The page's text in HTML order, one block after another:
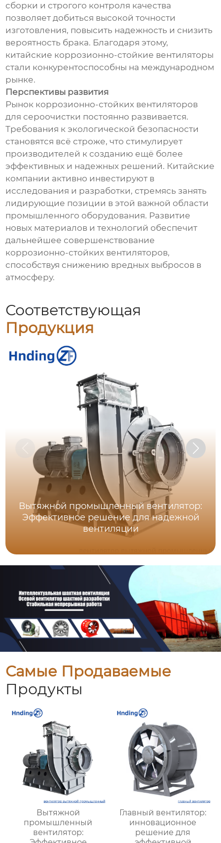
сборки и строгого контроля качества
позволяет добиться высокой точности
изготовления, повысить надежность и снизить
вероятность брака. Благодаря этому,
китайские коррозионно-стойкие вентиляторы
стали конкурентоспособны на международном
рынке.
Перспективы развития
Рынок коррозионно-стойких вентиляторов
для сероочистки постоянно развивается.
Требования к экологической безопасности
становятся всё строже, что стимулирует
производителей к созданию ещё более
эффективных и надежных решений. Китайские
компании активно инвестируют в
исследования и разработки, стремясь занять
лидирующие позиции в этой важной области
промышленного оборудования. Развитие
новых материалов и технологий обеспечит
дальнейшее совершенствование
коррозионно-стойких вентиляторов,
способствуя снижению вредных выбросов в
атмосферу.
Соответствующая
Продукция
Вытяжной промышленный вентилятор:
Эффективное решение для надежной
вентиляции
Самые Продаваемые
Продукты
Вытяжной
промышленный
вентилятор:
Главный вентилятор:
инновационное
решение для